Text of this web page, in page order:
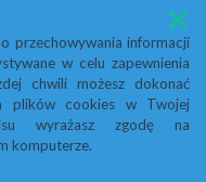
przechowywania informacji
w celu zapewnienia
chwili możesz dokonać
plików cookies w Twojej
wyrażasz zgodę na
komputerze.
Menu